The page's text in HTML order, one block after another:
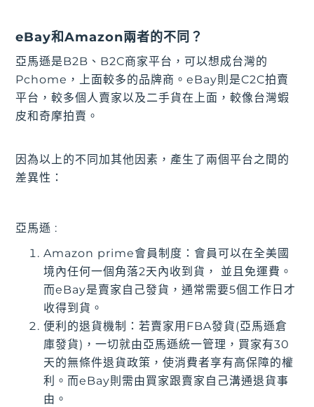
eBay和Amazon兩者的不同？
亞馬遜是B2B、B2C商家平台，可以想成台灣的
Pchome，上面較多的品牌商。eBay則是C2C拍賣
平台，較多個人賣家以及二手貨在上面，較像台灣蝦
皮和奇摩拍賣。
因為以上的不同加其他因素，產生了兩個平台之間的
差異性：
亞馬遜 :
Amazon prime會員制度：會員可以在全美國
境內任何一個角落2天內收到貨， 並且免運費。
而eBay是賣家自己發貨，通常需要5個工作日才
收得到貨。
便利的退貨機制：若賣家用FBA發貨(亞馬遜倉
庫發貨)，一切就由亞馬遜統一管理，買家有30
天的無條件退貨政策，使消費者享有高保障的權
利。而eBay則需由買家跟賣家自己溝通退貨事
由。